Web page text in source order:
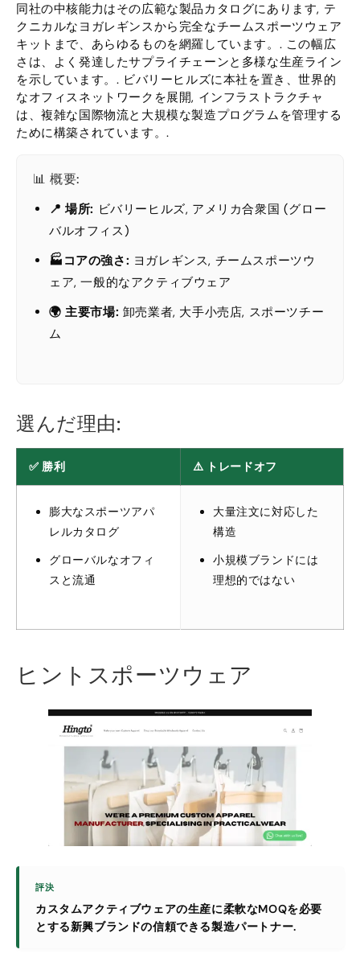
同社の中核能力はその広範な製品カタログにあります, テ
クニカルなヨガレギンスから完全なチームスポーツウェア
キットまで、あらゆるものを網羅しています。. この幅広
さは、よく発達したサプライチェーンと多様な生産ライン
を示しています。. ビバリーヒルズに本社を置き、世界的
なオフィスネットワークを展開, インフラストラクチャ
は、複雑な国際物流と大規模な製造プログラムを管理する
ために構築されています。.
📊 概要:
📍 場所: ビバリーヒルズ, アメリカ合衆国 (グロー
バルオフィス)
🏭コアの強さ: ヨガレギンス, チームスポーツウ
ェア, 一般的なアクティブウェア
🌍 主要市場: 卸売業者, 大手小売店, スポーツチー
ム
選んだ理由:
✅ 勝利 ⚠️ トレードオフ
膨大なスポーツアパ
レルカタログ
グローバルなオフィ
スと流通
大量注文に対応した
構造
小規模ブランドには
理想的ではない
ヒントスポーツウェア
評決
カスタムアクティブウェアの生産に柔軟なMOQを必要
とする新興ブランドの信頼できる製造パートナー.